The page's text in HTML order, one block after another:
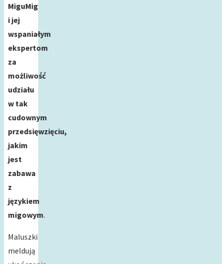
MiguMig
i jej
wspaniałym
ekspertom
za
możliwość
udziału
w tak
cudownym
przedsięwzięciu,
jakim
jest
zabawa
z
językiem
migowym.
Maluszki
meldują